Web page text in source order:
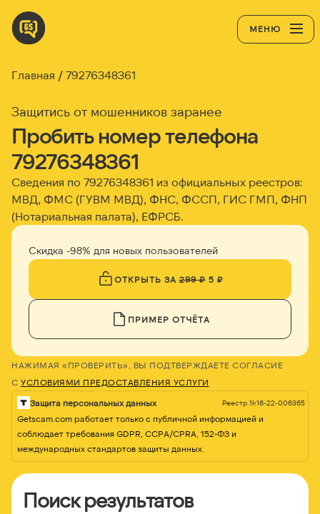
МЕНЮ
Главная 79276348361
Защитись от мошенников заранее
Пробить номер телефона
79276348361
Сведения по 79276348361 из официальных реестров:
МВД, ФМС (ГУВМ МВД), ФНС, ФССП, ГИС ГМП, ФНП
(Нотариальная палата), ЕФРСБ.
Скидка -98% для новых пользователей
ОТКРЫТЬ ЗА299 ₽5 ₽
ПРИМЕР ОТЧЁТА
НАЖИМАЯ «ПРОВЕРИТЬ», ВЫ ПОДТВЕРЖДАЕТЕ СОГЛАСИЕ
С УСЛОВИЯМИ ПРЕДОСТАВЛЕНИЯ УСЛУГИ
Защита персональных данных Реестр №16-22-006365
Getscam.com работает только с публичной информацией и
соблюдает требования GDPR, CCPA/CPRA, 152-ФЗ и
международных стандартов защиты данных.
Поиск результатов